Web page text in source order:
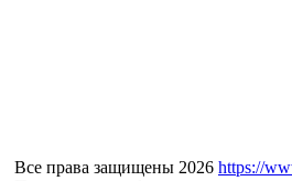
Все права защищены 2026 https://